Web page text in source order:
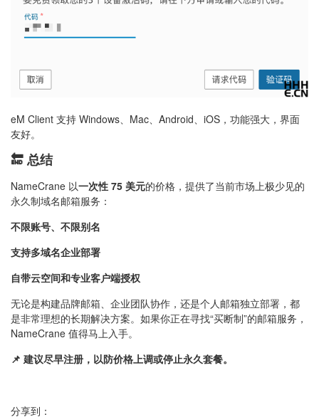
eM Client 支持 Windows、Mac、Android、iOS，功能强大，界面
友好。
🔚 总结
NameCrane 以一次性 75 美元的价格，提供了当前市场上极少见的
永久制域名邮箱服务：
不限账号、不限别名
支持多域名企业部署
自带云空间和专业客户端授权
无论是构建品牌邮箱、企业团队协作，还是个人邮箱独立部署，都
是非常理想的长期解决方案。如果你正在寻找“买断制”的邮箱服务，
NameCrane 值得马上入手。
📌 建议尽早注册，以防价格上调或停止永久套餐。
分享到：